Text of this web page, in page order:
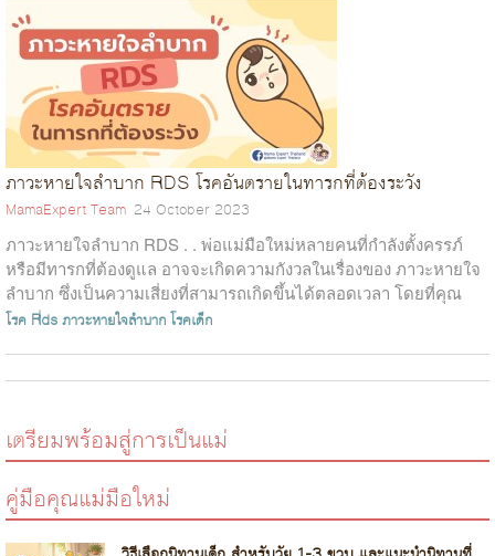
ภาวะหายใจลำบาก RDS โรคอันตรายในทารกที่ต้องระวัง
MamaExpert Team 24 October 2023
ภาวะหายใจลำบาก RDS . . พ่อแม่มือใหม่หลายคนที่กำลังตั้งครรภ์
หรือมีทารกที่ต้องดูแล อาจจะเกิดความกังวลในเรื่องของ ภาวะหายใจ
ลำบาก ซึ่งเป็นความเสี่ยงที่สามารถเกิดขึ้นได้ตลอดเวลา โดยที่คุณ
พ่อคุณแม่หลาย...
โรค Rdsภาวะหายใจลำบากโรคเด็ก
เตรียมพร้อมสู่การเป็นแม่
คู่มือคุณแม่มือใหม่